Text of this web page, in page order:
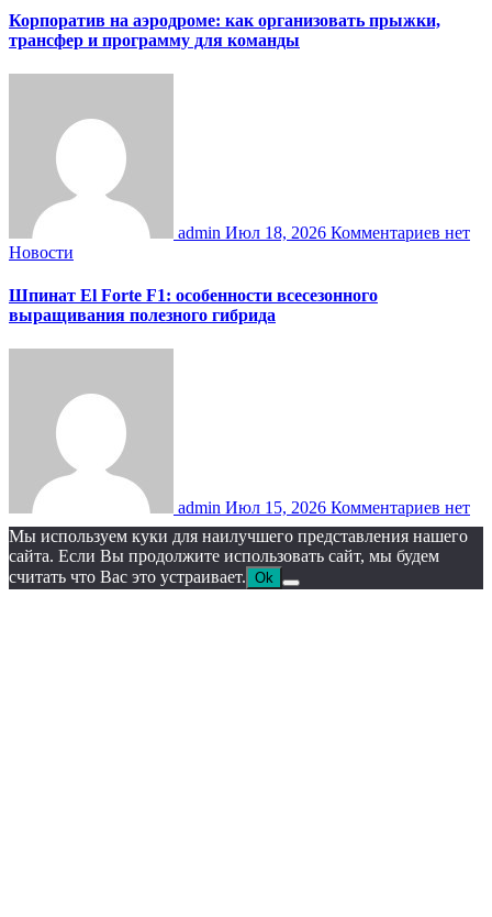
Корпоратив на аэродроме: как организовать прыжки,
трансфер и программу для команды
admin Июл 18, 2026 Комментариев нет
Новости
Шпинат El Forte F1: особенности всесезонного
выращивания полезного гибрида
admin Июл 15, 2026 Комментариев нет
Мы используем куки для наилучшего представления нашего
сайта. Если Вы продолжите использовать сайт, мы будем
считать что Вас это устраивает. Ok